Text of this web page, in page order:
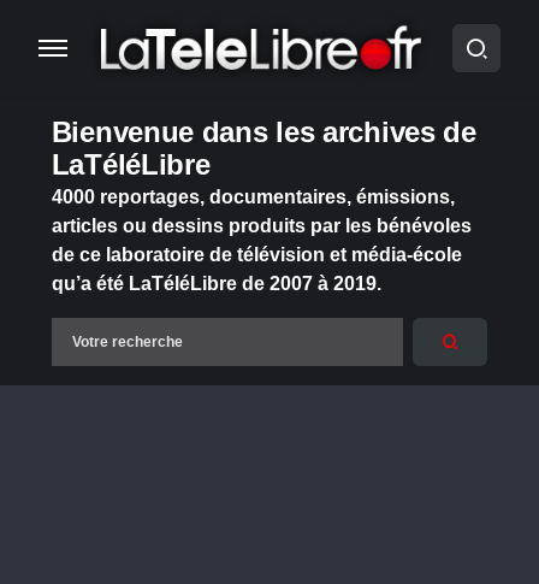
Bienvenue dans les archives de
LaTéléLibre
4000 reportages, documentaires, émissions,
articles ou dessins produits par les bénévoles
de ce laboratoire de télévision et média-école
qu’a été LaTéléLibre de 2007 à 2019.